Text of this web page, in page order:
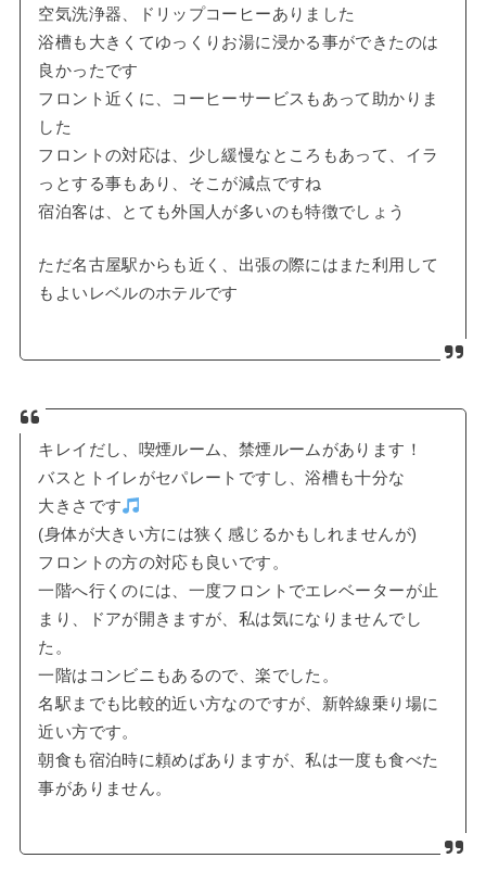
空気洗浄器、ドリップコーヒーありました
浴槽も大きくてゆっくりお湯に浸かる事ができたのは
良かったです
フロント近くに、コーヒーサービスもあって助かりま
した
フロントの対応は、少し緩慢なところもあって、イラ
っとする事もあり、そこが減点ですね
宿泊客は、とても外国人が多いのも特徴でしょう
ただ名古屋駅からも近く、出張の際にはまた利用して
もよいレベルのホテルです
キレイだし、喫煙ルーム、禁煙ルームがあります！
バスとトイレがセパレートですし、浴槽も十分な
大きさです
(身体が大きい方には狭く感じるかもしれませんが)
フロントの方の対応も良いです。
一階へ行くのには、一度フロントでエレベーターが止
まり、ドアが開きますが、私は気になりませんでし
た。
一階はコンビニもあるので、楽でした。
名駅までも比較的近い方なのですが、新幹線乗り場に
近い方です。
朝食も宿泊時に頼めばありますが、私は一度も食べた
事がありません。